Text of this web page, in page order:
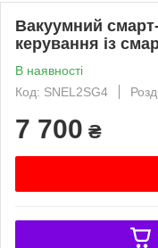
Вакуумний
керування із
В наявності
Код: SNEL2SG4
7 700 ₴